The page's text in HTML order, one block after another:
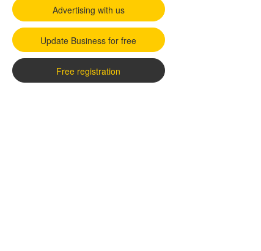
Advertising with us
Update Business for free
Free registration